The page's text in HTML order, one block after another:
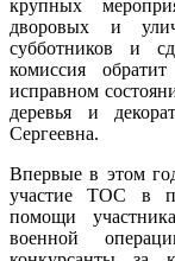
крупных
дворовых и
субботников и
комиссия
исправном
деревья и
Сергеевна.
Впервые в этом
участие ТОС в
помощи
военной